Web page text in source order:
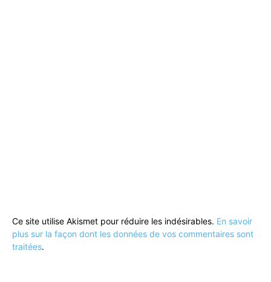
Ce site utilise Akismet pour réduire les indésirables. En savoir
plus sur la façon dont les données de vos commentaires sont
traitées.